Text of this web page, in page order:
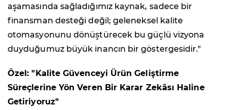
aşamasında sağladığımız kaynak, sadece bir
finansman desteği değil; geleneksel kalite
otomasyonunu dönüştürecek bu güçlü vizyona
duyduğumuz büyük inancın bir göstergesidir."
Özel: "Kalite Güvenceyi Ürün Geliştirme
Süreçlerine Yön Veren Bir Karar Zekâsı Haline
Getiriyoruz"